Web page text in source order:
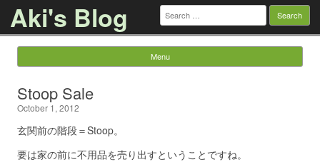
Aki's Blog Search
for:
Menu
Stoop Sale
October 1, 2012
玄関前の階段＝Stoop。
要は家の前に不用品を売り出すということですね。